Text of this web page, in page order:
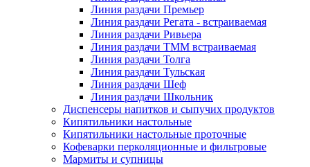
Линия раздачи Премьер
Линия раздачи Регата - встраиваемая
Линия раздачи Ривьера
Линия раздачи ТММ встраиваемая
Линия раздачи Толга
Линия раздачи Тульская
Линия раздачи Шеф
Линия раздачи Школьник
Диспенсеры напитков и сыпучих продуктов
Кипятильники настольные
Кипятильники настольные проточные
Кофеварки перколяционные и фильтровые
Мармиты и супницы